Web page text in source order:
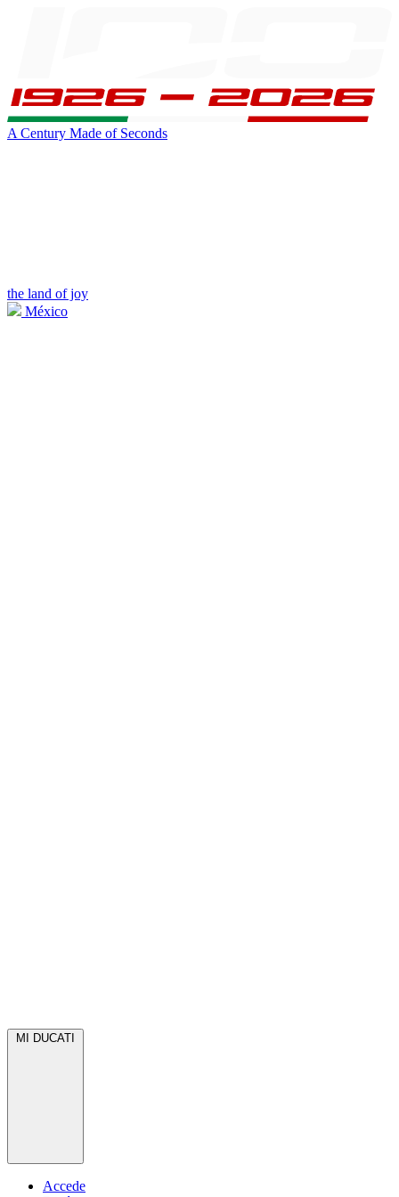
A Century Made of Seconds
the land of joy
México
MI DUCATI
Accede